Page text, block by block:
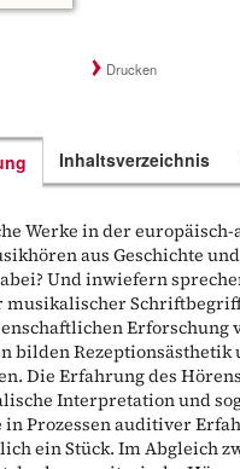
Drucken
Werke in der
aus Geschichte
Und inwiefern
musikalischer
Erforschung
bilden
Die Erfahrung des
Interpretation und
in Prozessen auditiver
ein Stück. Im Abgleich
Inhaltsverzeichnis